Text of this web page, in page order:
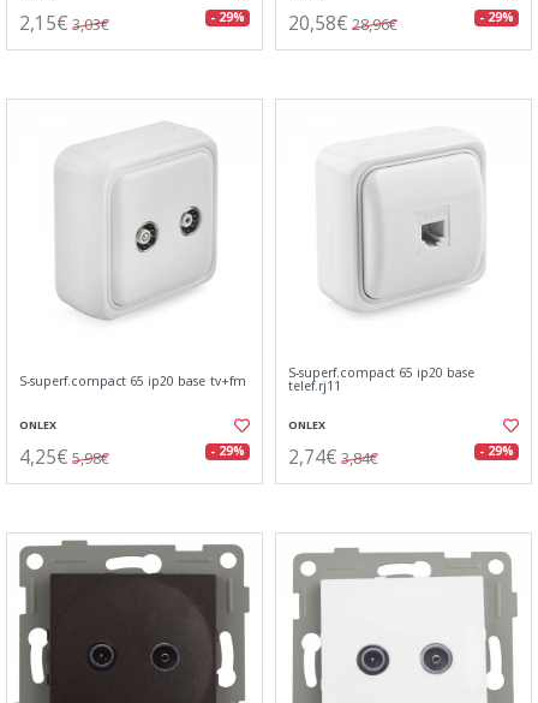
2,15€ 3,03€ - 29% 20,58€ 28,96€ - 29%
S-superf.compact 65 ip20 base tv+fm
ONLEX
4,25€ 5,98€ - 29%
S-superf.compact 65 ip20 base
telef.rj11
ONLEX
2,74€ 3,84€ - 29%